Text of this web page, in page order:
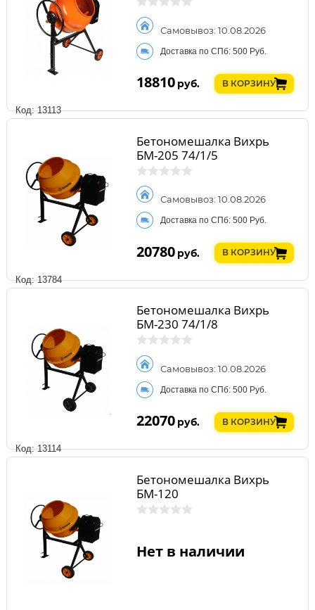
Код: 13113
Самовывоз: 10.08.2026
Доставка по СПб: 500 Руб.
18810 руб. В КОРЗИНУ
Код: 13784
Бетономешалка Вихрь
БМ-205 74/1/5
Самовывоз: 10.08.2026
Доставка по СПб: 500 Руб.
20780 руб. В КОРЗИНУ
Код: 13114
Бетономешалка Вихрь
БМ-230 74/1/8
Самовывоз: 10.08.2026
Доставка по СПб: 500 Руб.
22070 руб. В КОРЗИНУ
Бетономешалка Вихрь
БМ-120
Нет в наличии